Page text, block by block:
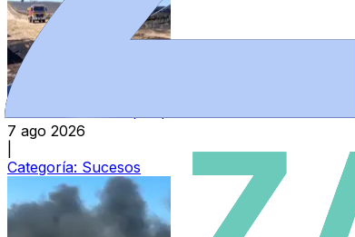
Un incendio en el parque solar de La Hiniesta
7 ago 2026
Categoría: Sucesos